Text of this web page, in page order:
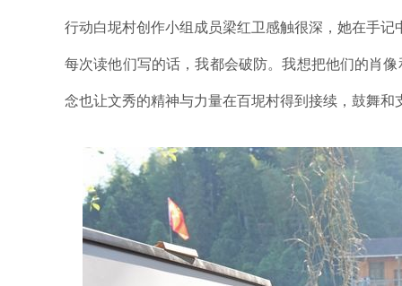
行动白坭村创作小组成员梁红卫感触很深，她在手
每次读他们写的话，我都会破防。我想把他们的肖
念也让文秀的精神与力量在百坭村得到接续，鼓舞